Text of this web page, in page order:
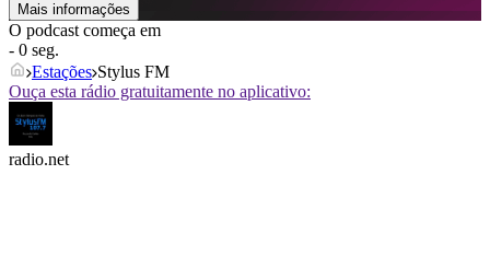
Mais informações
O podcast começa em
- 0 seg.
Estações Stylus FM
Ouça esta rádio gratuitamente no aplicativo:
radio.net